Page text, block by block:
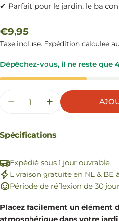
✔ Parfait pour le jardin, le
Prix
€9,95
Taxe incluse. Expédition calculée
Dépêchez-vous, il ne reste que 4
DIMINUER LAAUGMENTER
Spécifications
Expédié sous 1 jour ouvrable
Livraison gratuite en NL & BE
Période de réflexion de 30
Placez facilement un élément
atmosphérique dans votre